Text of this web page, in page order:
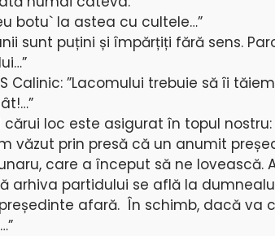
botu` la astea cu cultele…”
sunt puțini și împărțiți fără sens.
Calinic: ”Lacomului trebuie să îi
cărui loc este asigurat în topul nostru:
văzut prin presă că un anumit
care a început să ne lovească.
arhiva partidului se află la
afară. În schimb, dacă va